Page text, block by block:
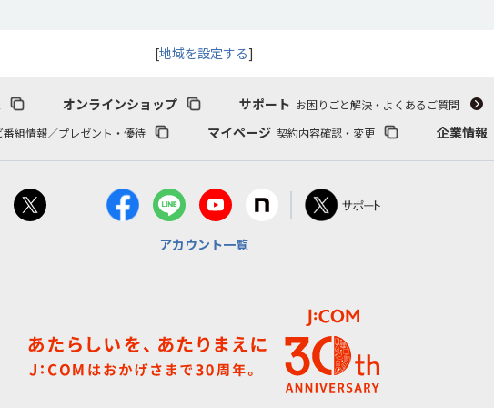
[地域を設定する]
オンラインショップ サポート お困りごと解決・よくあるご質問
番組情報／プレゼント・優待 マイページ 契約内容確認・変更 企業情報
アカウント一覧